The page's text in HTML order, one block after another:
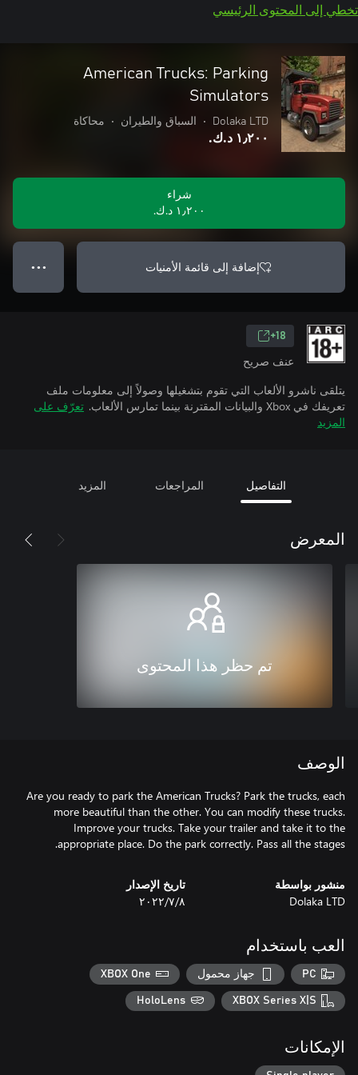
تخطي إلى المحتوى الرئيسي
American Trucks: Parking
Simulators
Dolaka LTD
• السباق والطيران • محاكاة
١٫٢٠٠ د.ك.‏
شراء
١٫٢٠٠ د.ك.‏
إضافة إلى قائمة الأمنيات ● ● ●
18+
عنف صريح
يتلقى ناشرو الألعاب التي تقوم بتشغيلها وصولاً إلى معلومات ملف
تعريفك في Xbox والبيانات المقترنة بينما تمارس الألعاب.
تعرّف على
المزيد
التفاصيل المراجعات المزيد
المعرض
تم حظر هذا المحتوى
الوصف
Are you ready to park the American Trucks? Park the trucks, each
more beautiful than the other. You can modify these trucks.
Improve your trucks. Take your trailer and take it to the
appropriate place. Do the park correctly. Pass all the stages.
منشور بواسطة
Dolaka LTD
تاريخ الإصدار
٨‏/٧‏/٢٠٢٢
العب باستخدام
PC جهاز محمول XBOX One
XBOX Series X|S
HoloLens
الإمكانات